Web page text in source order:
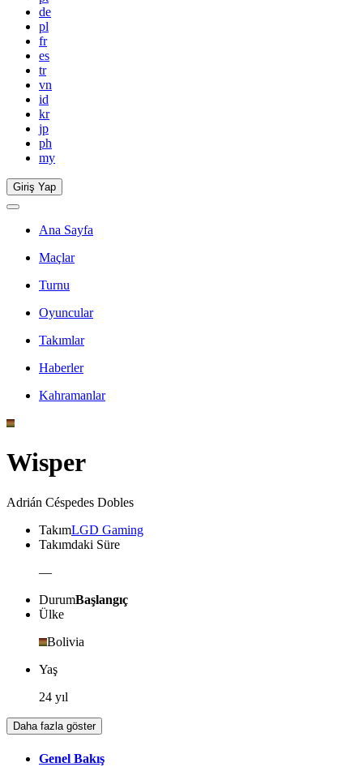
de
pl
fr
es
tr
vn
id
kr
jp
ph
my
Giriş Yap
Ana Sayfa
Maçlar
Turnu
Oyuncular
Takımlar
Haberler
Kahramanlar
Wisper
Adrián Céspedes Dobles
TakımLGD Gaming
Takımdaki Süre
—
DurumBaşlangıç
Ülke
Bolivia
Yaş
24 yıl
Daha fazla göster
Genel Bakış